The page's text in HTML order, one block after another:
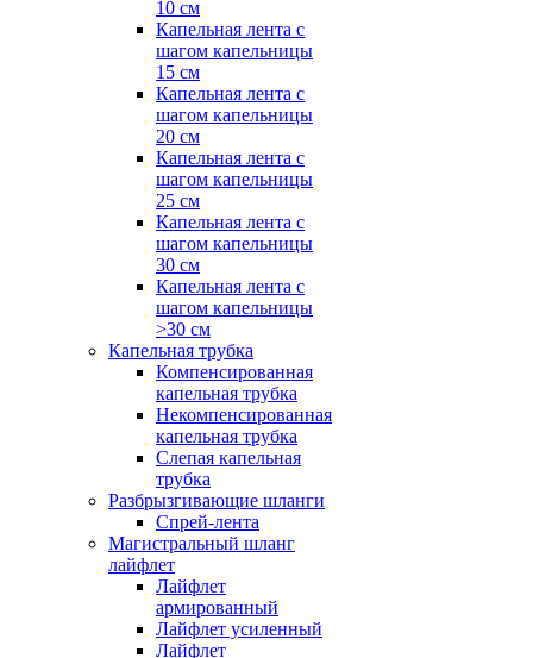
10 см
Капельная лента с
шагом капельницы
15 см
Капельная лента с
шагом капельницы
20 см
Капельная лента с
шагом капельницы
25 см
Капельная лента с
шагом капельницы
30 см
Капельная лента с
шагом капельницы
>30 см
Капельная трубка
Компенсированная
капельная трубка
Некомпенсированная
капельная трубка
Слепая капельная
трубка
Разбрызгивающие шланги
Спрей-лента
Магистральный шланг
лайфлет
Лайфлет
армированный
Лайфлет усиленный
Лайфлет